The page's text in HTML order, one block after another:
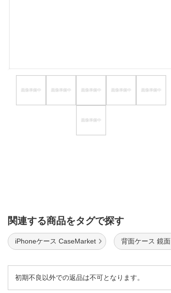
関連する商品をタグで探す
iPhoneケース CaseMarket 背面ケース 鏡面
初期不良以外での返品は不可となります。